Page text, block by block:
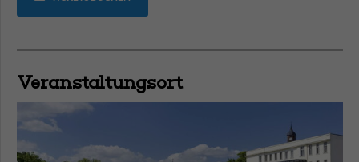
Veranstaltungsort